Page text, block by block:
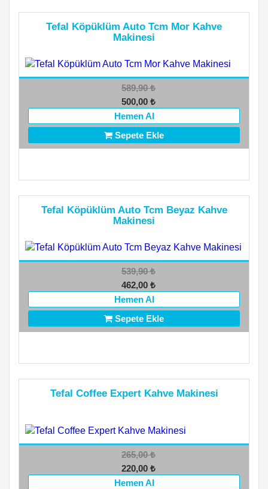
Tefal Köpüklüm Auto Tcm Mor Kahve
Makinesi
589,90₺
500,00 ₺
Hemen Al
Sepete Ekle
Tefal Köpüklüm Auto Tcm Beyaz Kahve
Makinesi
539,90₺
462,00 ₺
Hemen Al
Sepete Ekle
Tefal Coffee Expert Kahve Makinesi
265,00₺
220,00 ₺
Hemen Al